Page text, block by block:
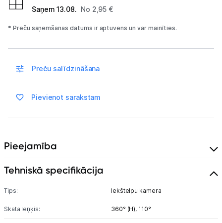
Piegāde un apmaksa
Kontakti
Saņem 13.08. No 2,95 €
* Preču saņemšanas datums ir aptuvens un var mainīties.
Preču salīdzināšana
Pievienot sarakstam
Pieejamība
Tehniskā specifikācija
Tips: Iekštelpu kamera
Skata leņķis: 360° (H), 110°